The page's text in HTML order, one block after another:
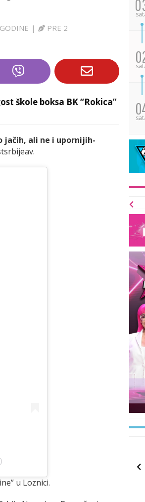
|
PRE 2
škole boksa BK “Rokica”
jačih, ali ne i upornijih-
u Loznici.